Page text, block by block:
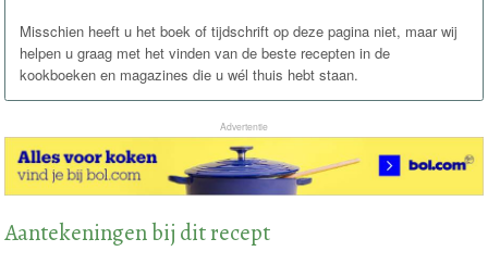
Misschien heeft u het boek of tijdschrift op deze pagina niet, maar wij
helpen u graag met het vinden van de beste recepten in de
kookboeken en magazines die u wél thuis hebt staan.
Advertentie
Aantekeningen bij dit recept